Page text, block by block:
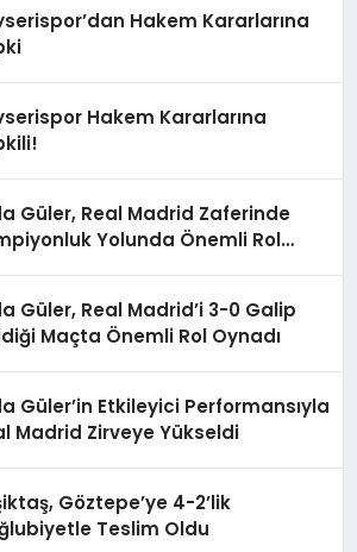
Hakem Kararlarına
Hakem Kararlarına
Güler, Real Madrid Zaferinde
Yolunda Önemli Rol
Güler, Real Madrid’i 3-0 Galip
Maçta Önemli Rol Oynadı
Güler’in Etkileyici Performansıyla
Madrid Zirveye Yükseldi
Göztepe’ye 4-2’lik
Teslim Oldu